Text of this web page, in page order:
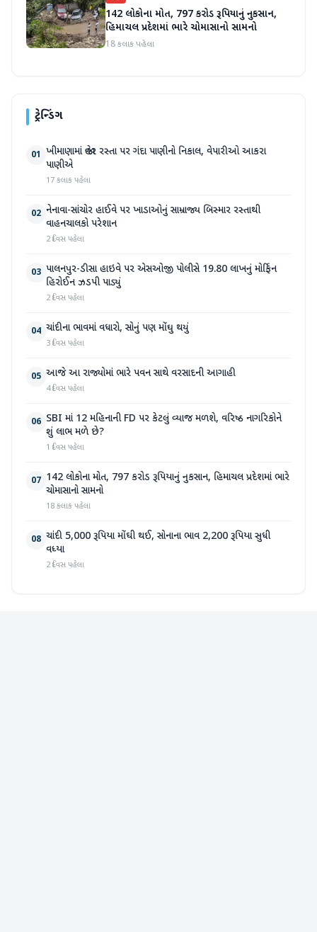
142 લોકોના મોત, 797 કરોડ રૂપિયાનું નુકસાન,
હિમાચલ પ્રદેશમાં ભારે ચોમાસાનો સામનો
18 કલાક પહેલા
ટ્રેન્ડિંગ
01 ખીમાણામાં જાહેર રસ્તા પર ગંદા પાણીનો નિકાલ, વેપારીઓ આકરા
પાણીએ
17 કલાક પહેલા
02 નેનાવા-સાંચોર હાઈવે પર ખાડાઓનું સામ્રાજ્ય બિસ્માર રસ્તાથી
વાહનચાલકો પરેશાન
2 દિવસ પહેલા
03 પાલનપુર-ડીસા હાઇવે પર એસઓજી પોલીસે 19.80 લાખનું મોર્ફિન
હિરોઈન ઝડપી પાડ્યું
2 દિવસ પહેલા
04 ચાંદીના ભાવમાં વધારો, સોનું પણ મોંઘુ થયું
3 દિવસ પહેલા
05 આજે આ રાજ્યોમાં ભારે પવન સાથે વરસાદની આગાહી
4 દિવસ પહેલા
06 SBI માં 12 મહિનાની FD પર કેટલું વ્યાજ મળશે, વરિષ્ઠ નાગરિકોને
શું લાભ મળે છે?
1 દિવસ પહેલા
07 142 લોકોના મોત, 797 કરોડ રૂપિયાનું નુકસાન, હિમાચલ પ્રદેશમાં ભારે
ચોમાસાનો સામનો
18 કલાક પહેલા
08 ચાંદી 5,000 રૂપિયા મોંઘી થઈ, સોનાના ભાવ 2,200 રૂપિયા સુધી
વધ્યા
2 દિવસ પહેલા